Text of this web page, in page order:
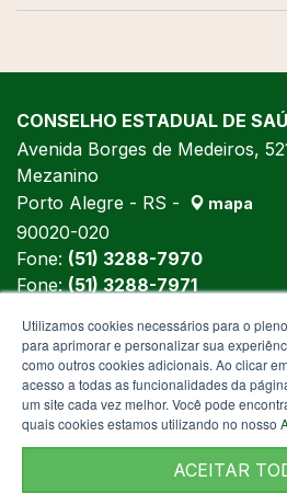
CONSELHO ESTADUAL DE
Avenida Borges de Medeiros,
Mezanino
Porto Alegre - RS -
mapa
90020-020
Fone: (51) 3288-7970
Fone:(51) 3288-7971
Utilizamos cookies necessários para o
para aprimorar e personalizar sua
como outros cookies adicionais. Ao clicar
acesso a todas as funcionalidades da
um site cada vez melhor. Você pode
quais cookies estamos utilizando no nosso
ACEITAR